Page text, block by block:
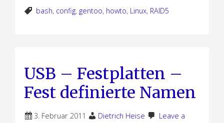
bash, config, gentoo, howto, Linux, RAID5
USB – Festplatten –
Fest definierte Namen
3. Februar 2011 Dietrich Heise
Leave a